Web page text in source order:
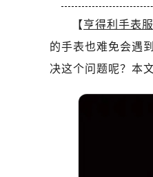
杭州
金
嘉
南昌
【亨得利手表
的手表也难免会遇
决这个问题呢？本